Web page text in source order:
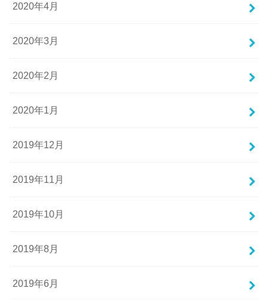
2020年4月
2020年3月
2020年2月
2020年1月
2019年12月
2019年11月
2019年10月
2019年8月
2019年6月